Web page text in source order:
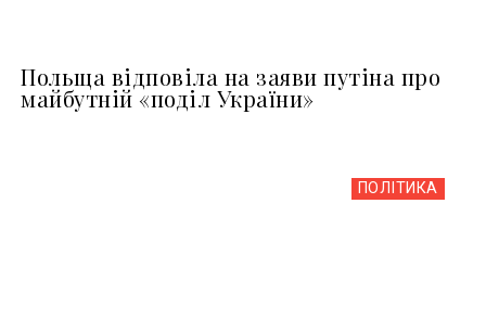
Польща відповіла на заяви путіна про
майбутній «поділ України»
ПОЛІТИКА